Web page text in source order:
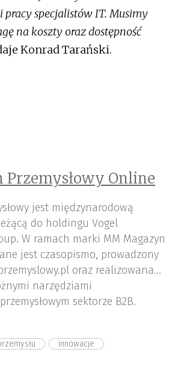
specjalistów IT. Musimy
na koszty oraz dostępność
Konrad Tarański.
Online
jest międzynarodową
do holdingu Vogel
W ramach marki MM Magazyn
jest czasopismo, prowadzony
oraz realizowana
narzędziami
sektorze B2B.
innowacje